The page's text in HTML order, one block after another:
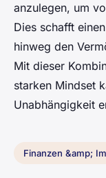
anzulegen, um
Dies schafft
hinweg den
Mit dieser
starken Mindset
Unabhängigkeit
Finanzen &amp;